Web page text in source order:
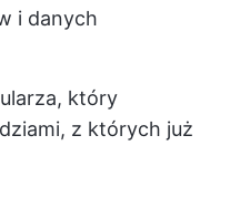
i danych
który
z których już